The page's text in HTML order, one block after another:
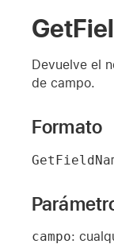
Devuelve el
de campo.
Formato
campo: